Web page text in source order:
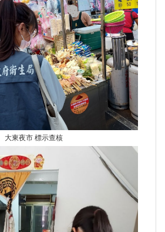
大東夜市 標示查核